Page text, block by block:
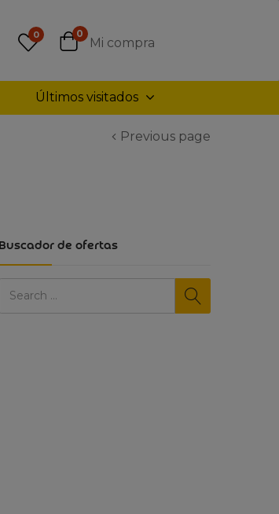
0 0
Mi compra
Últimos visitados
Previous page
Buscador de ofertas